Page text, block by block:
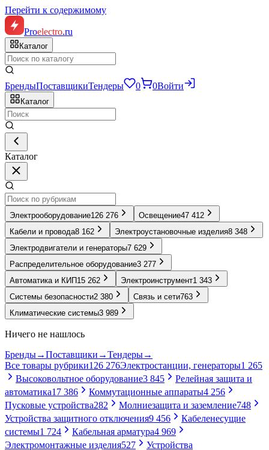
Перейти к содержимому
Proelectro.ru
Каталог
БрендыПоставщикиТендеры 0 0Войти
Каталог
Каталог
Электрооборудование126 276 Освещение47 412
Кабели и провода8 162 Электроустановочные изделия8 348
Электродвигатели и генераторы7 629
Распределительное оборудование3 277
Автоматика и КИП 15 262 Электроинструмент1 343
Системы безопасности2 380 Связь и сети763
Климатические системы3 989
Ничего не нашлось
Бренды→Поставщики →Тендеры→
Все товары рубрики126 276Электростанции, генераторы1 265
Высоковольтное оборудование3 845
Релейная защита и
автоматика17 386 Коммутационные аппараты4 256
Пусковые устройства282 Молниезащита и заземление748
Устройства защитного отключения9 456
Кабеленесущие
системы1 724 Кабельная арматура4 969
Электромонтажные изделия527
Устройства